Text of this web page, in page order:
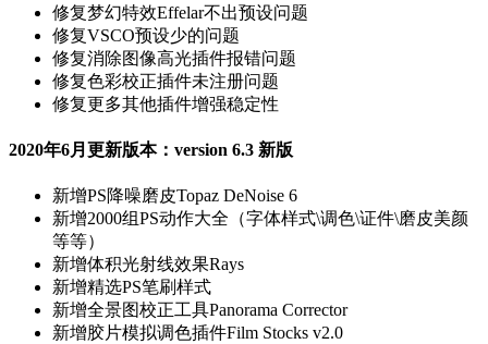
修复梦幻特效Effelar不出预设问题
修复VSCO预设少的问题
修复消除图像高光插件报错问题
修复色彩校正插件未注册问题
修复更多其他插件增强稳定性
2020年6月更新版本：version 6.3 新版
新增PS降噪磨皮Topaz DeNoise 6
新增2000组PS动作大全（字体样式\调色\证件\磨皮美颜
等等）
新增体积光射线效果Rays
新增精选PS笔刷样式
新增全景图校正工具Panorama Corrector
新增胶片模拟调色插件Film Stocks v2.0